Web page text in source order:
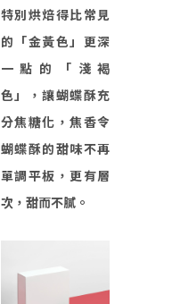
特別烘焙得比常見
的「金黃色」更深
一點的「淺褐
色」，讓蝴蝶酥充
分焦糖化，焦香令
蝴蝶酥的甜味不再
單調平板，更有層
次，甜而不膩。